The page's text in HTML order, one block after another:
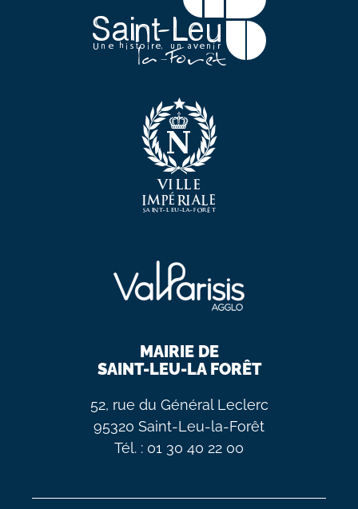
MAIRIE DE
SAINT-LEU-LA FORÊT
52, rue du Général Leclerc
95320 Saint-Leu-la-Forêt
Tél. : 01 30 40 22 00